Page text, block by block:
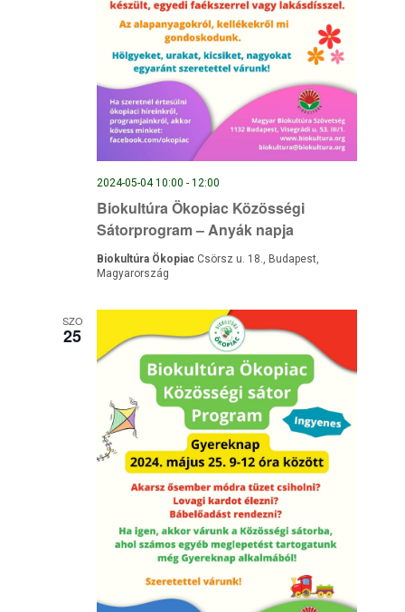
Biokultúra Ökopiac Közösségi
Sátorprogram – Anyák napja
2024-05-04 10:00 -12:00
Biokultúra Ökopiac Csörsz u. 18., Budapest,
Magyarország
SZO
25